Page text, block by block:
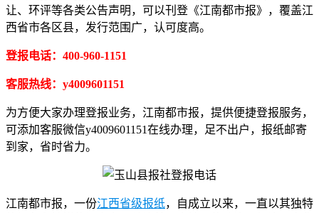
让、环评等各类公告声明，可以刊登《江南都市报》，覆盖江
西省市各区县，发行范围广，认可度高。
登报电话：400-960-1151
客服热线：y4009601151
为方便大家办理登报业务，江南都市报，提供便捷登报服务，
可添加客服微信y4009601151在线办理，足不出户，报纸邮寄
到家，省时省力。
江南都市报，一份江西省级报纸，自成立以来，一直以其独特